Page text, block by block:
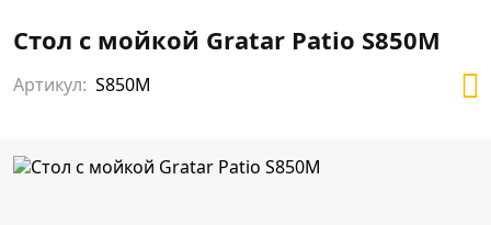
Стол с мойкой Gratar Patio S850M
Артикул: S850M